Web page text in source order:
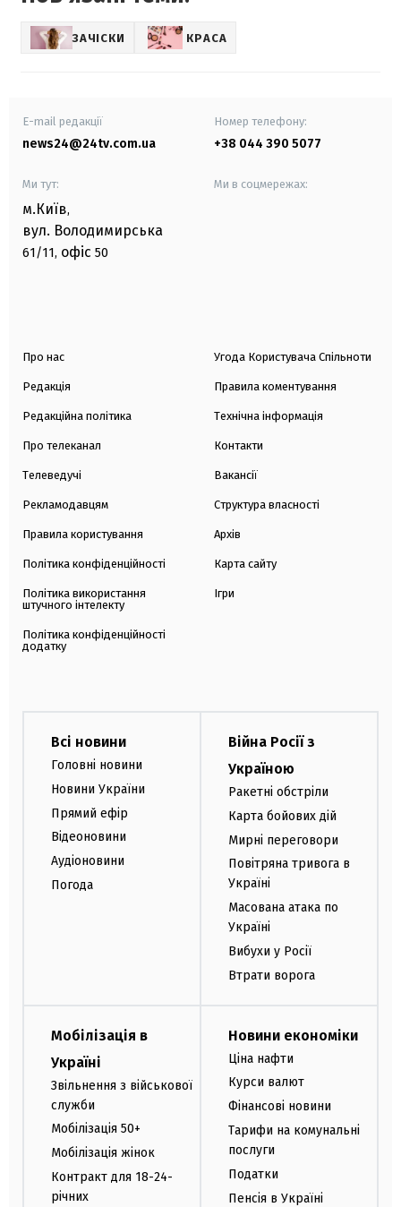
ЗАЧІСКИ КРАСА
E-mail редакції
news24@24tv.com.ua
Номер телефону:
+38 044 390 5077
Ми тут:
м.Київ,
вул. Володимирська
61/11, офіс 50
Ми в соцмережах:
Про нас
Редакція
Редакційна політика
Про телеканал
Телеведучі
Рекламодавцям
Правила користування
Політика конфіденційності
Політика використання
штучного інтелекту
Політика конфіденційності
додатку
Угода Користувача Спільноти
Правила коментування
Технічна інформація
Контакти
Вакансії
Структура власності
Архів
Карта сайту
Ігри
Всі новини
Головні новини
Новини України
Прямий ефір
Відеоновини
Аудіоновини
Погода
Війна Росії з
Україною
Ракетні обстріли
Карта бойових дій
Мирні переговори
Повітряна тривога в
Україні
Масована атака по
Україні
Вибухи у Росії
Втрати ворога
Мобілізація в
Україні
Звільнення з військової
служби
Мобілізація 50+
Мобілізація жінок
Контракт для 18-24-
річних
Новини економіки
Ціна нафти
Курси валют
Фінансові новини
Тарифи на комунальні
послуги
Податки
Пенсія в Україні